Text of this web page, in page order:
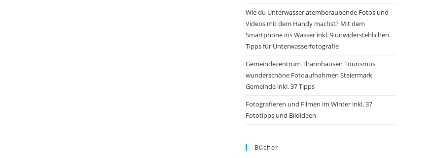
Wie du Unterwasser atemberaubende Fotos und
Videos mit dem Handy machst? Mit dem
Smartphone ins Wasser inkl. 9 unwiderstehlichen
Tipps für Unterwasserfotografie
Gemeindezentrum Thannhausen Tourismus
wunderschöne Fotoaufnahmen Steiermark
Gemeinde inkl. 37 Tipps
Fotografieren und Filmen im Winter inkl. 37
Fototipps und Bildideen
Bücher